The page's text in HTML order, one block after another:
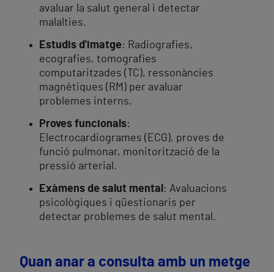
avaluar la salut general i detectar
malalties.
Estudis d'imatge: Radiografies,
ecografies, tomografies
computaritzades (TC), ressonàncies
magnètiques (RM) per avaluar
problemes interns.
Proves funcionals:
Electrocardiogrames (ECG), proves de
funció pulmonar, monitorització de la
pressió arterial.
Exàmens de salut mental : Avaluacions
psicològiques i qüestionaris per
detectar problemes de salut mental.
Quan anar a consulta amb un metge